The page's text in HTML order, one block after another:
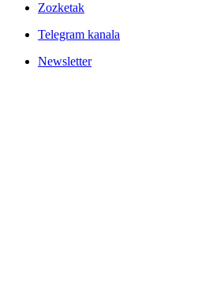
Zozketak
Telegram kanala
Newsletter